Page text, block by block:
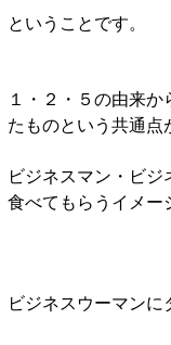
ということです。
１・２・５の由来
たものという共通点
ビジネスマン・ビ
食べてもらうイメー
ビジネスウーマンに